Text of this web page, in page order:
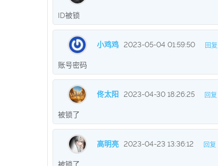
ID被锁
小鸡鸡 2023-05-04 01:59:50 回复
账号密码
佟太阳 2023-04-30 18:26:25 回复
被锁了
高明亮 2023-04-23 13:36:12 回复